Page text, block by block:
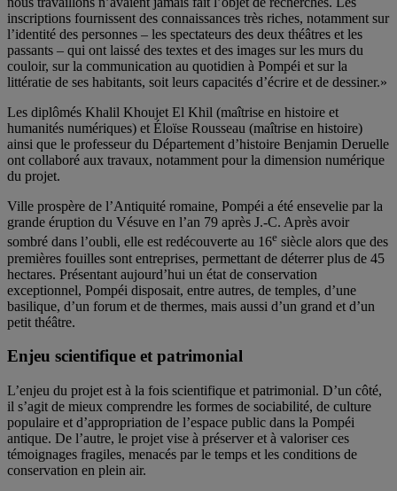
inscriptions fournissent des connaissances très riches, notamment sur
l’identité des personnes – les spectateurs des deux théâtres et les
passants – qui ont laissé des textes et des images sur les murs du
couloir, sur la communication au quotidien à Pompéi et sur la
littératie de ses habitants, soit leurs capacités d’écrire et de dessiner.»
Les diplômés Khalil Khoujet El Khil (maîtrise en histoire et
humanités numériques) et Éloïse Rousseau (maîtrise en histoire)
ainsi que le professeur du Département d’histoire Benjamin Deruelle
ont collaboré aux travaux, notamment pour la dimension numérique
du projet.
Ville prospère de l’Antiquité romaine, Pompéi a été ensevelie par la
grande éruption du Vésuve en l’an 79 après J.-C. Après avoir
sombré dans l’oubli, elle est redécouverte au 16e siècle alors que des
premières fouilles sont entreprises, permettant de déterrer plus de 45
hectares. Présentant aujourd’hui un état de conservation
exceptionnel, Pompéi disposait, entre autres, de temples, d’une
basilique, d’un forum et de thermes, mais aussi d’un grand et d’un
petit théâtre.
Enjeu scientifique et patrimonial
L’enjeu du projet est à la fois scientifique et patrimonial. D’un côté,
il s’agit de mieux comprendre les formes de sociabilité, de culture
populaire et d’appropriation de l’espace public dans la Pompéi
antique. De l’autre, le projet vise à préserver et à valoriser ces
témoignages fragiles, menacés par le temps et les conditions de
conservation en plein air.